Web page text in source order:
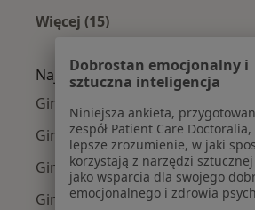
Więcej (15)
Najpopularniejsze ubezpieczenia
Ginekolodzy z Medicover w Gdyni
Ginekolodzy z TU Zdrowie w
Ginekolodzy z Allianz w Gdyni
Ginekolodzy z Signal Iduna w
Dobrostan emocjonalny i
sztuczna inteligencja
Niniejsza ankieta,
zespół Patient Care
lepsze zrozumienie, w jaki
korzystają z narzędzi
jako wsparcia dla swojego
emocjonalnego i zdrowia